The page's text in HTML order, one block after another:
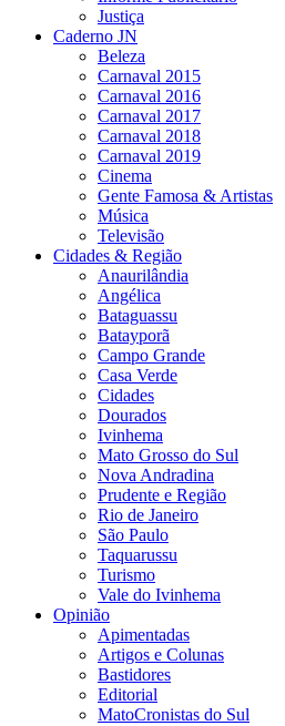
Justiça
Caderno JN
Beleza
Carnaval 2015
Carnaval 2016
Carnaval 2017
Carnaval 2018
Carnaval 2019
Cinema
Gente Famosa & Artistas
Música
Televisão
Cidades & Região
Anaurilândia
Angélica
Bataguassu
Batayporã
Campo Grande
Casa Verde
Cidades
Dourados
Ivinhema
Mato Grosso do Sul
Nova Andradina
Prudente e Região
Rio de Janeiro
São Paulo
Taquarussu
Turismo
Vale do Ivinhema
Opinião
Apimentadas
Artigos e Colunas
Bastidores
Editorial
MatoCronistas do Sul